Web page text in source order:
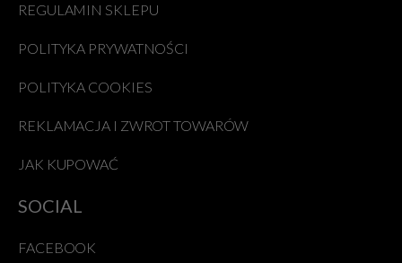
REGULAMIN SKLEPU
POLITYKA PRYWATNOŚCI
POLITYKA COOKIES
REKLAMACJA I ZWROT TOWARÓW
JAK KUPOWAĆ
SOCIAL
FACEBOOK